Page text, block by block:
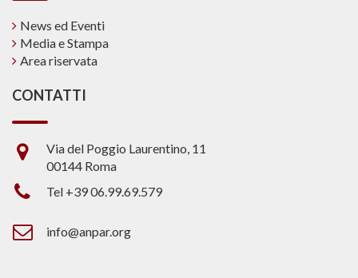
News ed Eventi
Media e Stampa
Area riservata
CONTATTI
Via del Poggio Laurentino, 11
00144 Roma
Tel +39 06.99.69.579
info@anpar.org